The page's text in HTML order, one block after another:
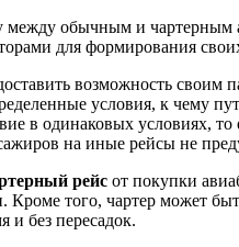
обычным и чартерным
для формирования
возможность
условия, к чему
в одинаковых условиях, то
на иные рейсы не
рейс от покупки
того, чартер может
и без пересадок.